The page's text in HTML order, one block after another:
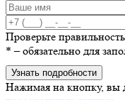
Проверьте
* – обязательно для
Узнать подробности
Нажимая на кнопку, вы